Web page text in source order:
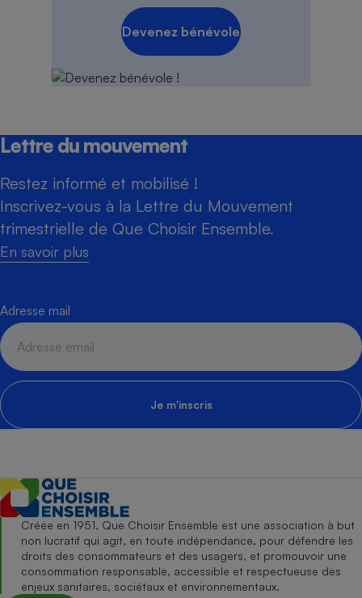
Devenez bénévole
Lettre du mouvement
Restez informé et mobilisé !
Inscrivez-vous à la Lettre du Mouvement
trimestrielle de Que Choisir Ensemble.
En savoir plus
Adresse mail
Je m'inscris
Créée en 1951, Que Choisir Ensemble est une association à but
non lucratif qui agit, en toute indépendance, pour défendre les
droits des consommateurs et des usagers, et promouvoir une
consommation responsable, accessible et respectueuse des
enjeux sanitaires, sociétaux et environnementaux.